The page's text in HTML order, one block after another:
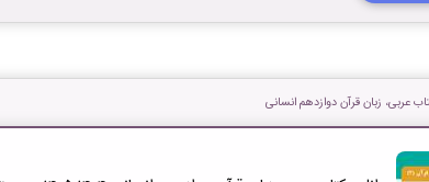
عربی، زبان قرآن دوازدهم انسانی